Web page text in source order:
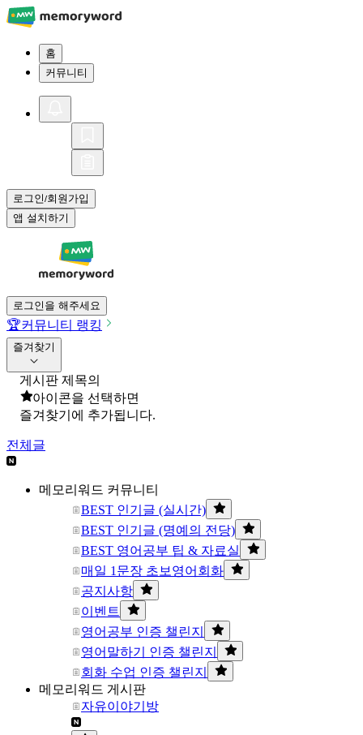
홈
커뮤니티
로그인/회원가입
앱 설치하기
로그인을 해주세요
🏆커뮤니티 랭킹
즐겨찾기
게시판 제목의
아이콘을 선택하면
즐겨찾기에 추가됩니다.
전체글
메모리워드 커뮤니티
BEST 인기글 (실시간)
BEST 인기글 (명예의 전당)
BEST 영어공부 팁 & 자료실
매일 1문장 초보영어회화
공지사항
이벤트
영어공부 인증 챌린지
영어말하기 인증 챌린지
회화 수업 인증 챌린지
메모리워드 게시판
자유이야기방